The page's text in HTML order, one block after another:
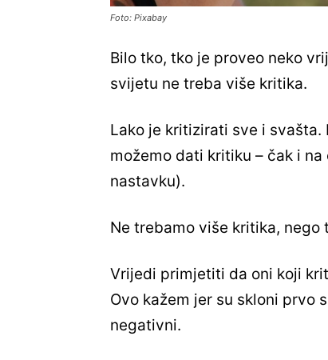
Foto: Pixabay
Bilo tko, tko je proveo neko
svijetu ne treba više kritika.
Lako je kritizirati sve i
možemo dati kritiku – čak i
nastavku).
Ne trebamo više kritika, nego
Vrijedi primjetiti da oni koji
Ovo kažem jer su skloni prvo
negativni.